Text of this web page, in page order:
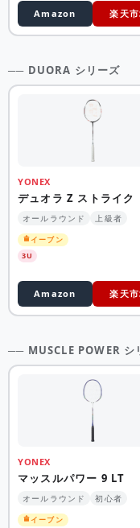
Amazon 楽天
── DUORA シリーズ
YONEX
デュオラ Z ストライク
オールラウンド 上級者
イーブン
3U
Amazon 楽天
── MUSCLE POWER シ
YONEX
マッスルパワー 9 LT
オールラウンド 初心者
イーブン